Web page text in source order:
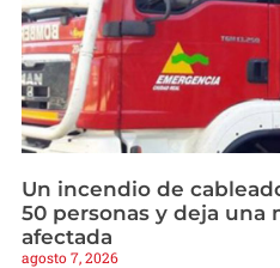
Un incendio de
50 personas y deja una
afectada
agosto 7, 2026